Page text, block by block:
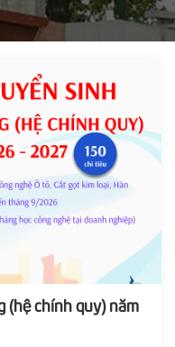
(hệ chính quy) năm